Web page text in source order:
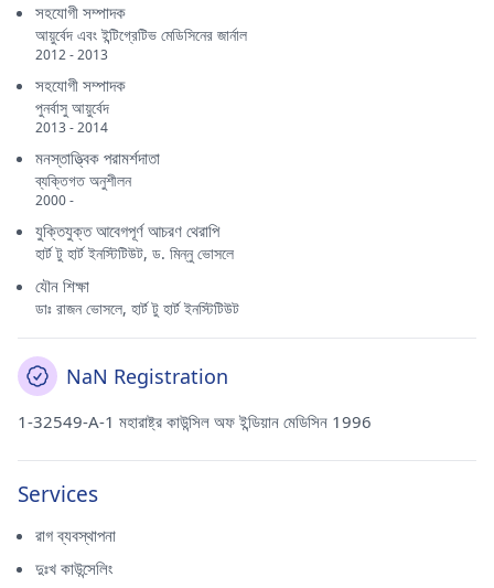
সহযোগী সম্পাদক
আয়ুর্বেদ এবং ইন্টিগ্রেটিভ মেডিসিনের জার্নাল
2012 - 2013
সহযোগী সম্পাদক
পুনর্বাসু আয়ুর্বেদ
2013 - 2014
মনস্তাত্ত্বিক পরামর্শদাতা
ব্যক্তিগত অনুশীলন
2000 -
যুক্তিযুক্ত আবেগপূর্ণ আচরণ থেরাপি
হার্ট টু হার্ট ইনস্টিটিউট, ড. মিন্নু ভোসলে
যৌন শিক্ষা
ডাঃ রাজন ভোসলে, হার্ট টু হার্ট ইনস্টিটিউট
NaN Registration
1-32549-A-1 মহারাষ্ট্র কাউন্সিল অফ ইন্ডিয়ান মেডিসিন 1996
Services
রাগ ব্যবস্থাপনা
দুঃখ কাউন্সেলিং